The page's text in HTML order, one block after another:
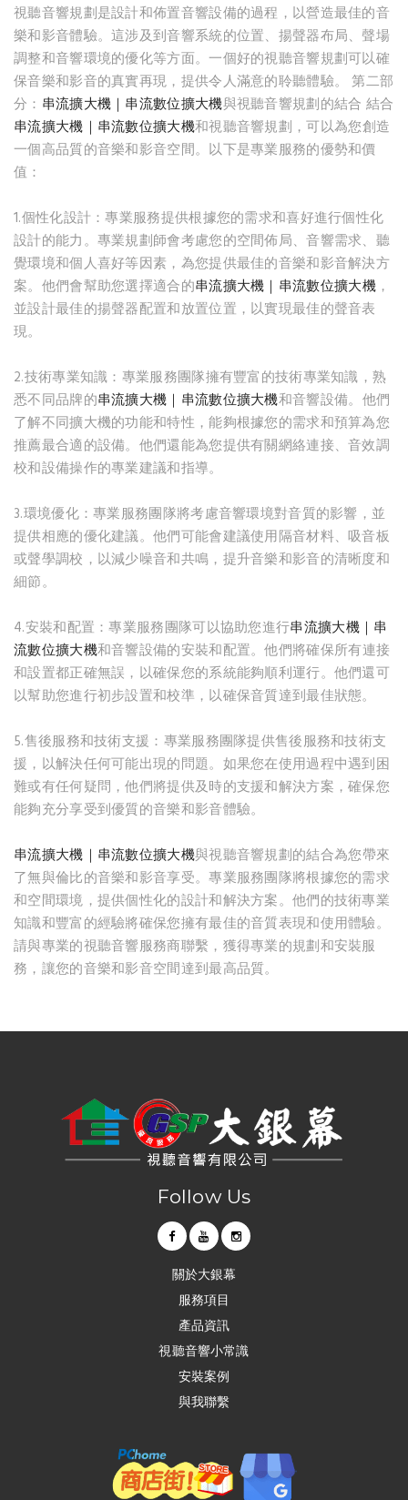
視聽音響規劃是設計和佈置音響設備的過程，以營造最佳的音
樂和影音體驗。這涉及到音響系統的位置、揚聲器布局、聲場
調整和音響環境的優化等方面。一個好的視聽音響規劃可以確
保音樂和影音的真實再現，提供令人滿意的聆聽體驗。 第二部
分： 串流擴大機｜串流數位擴大機與視聽音響規劃的結合 結合
串流擴大機｜串流數位擴大機和視聽音響規劃，可以為您創造
一個高品質的音樂和影音空間。以下是專業服務的優勢和價
值：
1.個性化設計：專業服務提供根據您的需求和喜好進行個性化
設計的能力。專業規劃師會考慮您的空間佈局、音響需求、聽
覺環境和個人喜好等因素，為您提供最佳的音樂和影音解決方
案。他們會幫助您選擇適合的串流擴大機｜串流數位擴大機，
並設計最佳的揚聲器配置和放置位置，以實現最佳的聲音表
現。
2.技術專業知識：專業服務團隊擁有豐富的技術專業知識，熟
悉不同品牌的串流擴大機｜串流數位擴大機和音響設備。他們
了解不同擴大機的功能和特性，能夠根據您的需求和預算為您
推薦最合適的設備。他們還能為您提供有關網絡連接、音效調
校和設備操作的專業建議和指導。
3.環境優化：專業服務團隊將考慮音響環境對音質的影響，並
提供相應的優化建議。他們可能會建議使用隔音材料、吸音板
或聲學調校，以減少噪音和共鳴，提升音樂和影音的清晰度和
細節。
4.安裝和配置：專業服務團隊可以協助您進行串流擴大機｜串
流數位擴大機和音響設備的安裝和配置。他們將確保所有連接
和設置都正確無誤，以確保您的系統能夠順利運行。他們還可
以幫助您進行初步設置和校準，以確保音質達到最佳狀態。
5.售後服務和技術支援：專業服務團隊提供售後服務和技術支
援，以解決任何可能出現的問題。如果您在使用過程中遇到困
難或有任何疑問，他們將提供及時的支援和解決方案，確保您
能夠充分享受到優質的音樂和影音體驗。
串流擴大機｜串流數位擴大機與視聽音響規劃的結合為您帶來
了無與倫比的音樂和影音享受。專業服務團隊將根據您的需求
和空間環境，提供個性化的設計和解決方案。他們的技術專業
知識和豐富的經驗將確保您擁有最佳的音質表現和使用體驗。
請與專業的視聽音響服務商聯繫，獲得專業的規劃和安裝服
務，讓您的音樂和影音空間達到最高品質。
Follow Us
關於大銀幕
服務項目
產品資訊
視聽音響小常識
安裝案例
與我聯繫